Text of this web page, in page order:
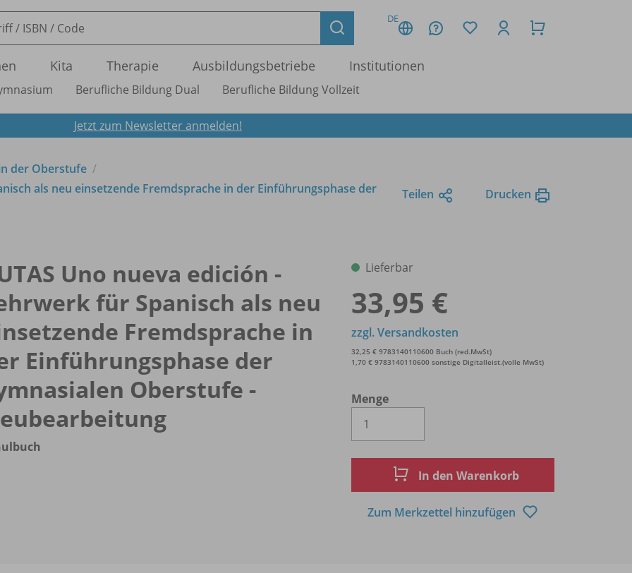
DE
Kita Therapie Ausbildungsbetriebe Institutionen
Berufliche Bildung Dual Berufliche Bildung Vollzeit
Jetzt zum Newsletter anmelden!
der Oberstufe
als neu einsetzende Fremdsprache in der Einführungsphase der
Teilen Drucken
Uno nueva edición -
für Spanisch als neu
Fremdsprache in
Einführungsphase der
Oberstufe -
Lieferbar
33,95 €
Menge
zzgl. Versandkosten
32,25 € 9783140110600 Buch (red.MwSt)
1,70 € 9783140110600 sonstige Digitalleist.(volle MwSt)
In den Warenkorb
Zum Merkzettel hinzufügen